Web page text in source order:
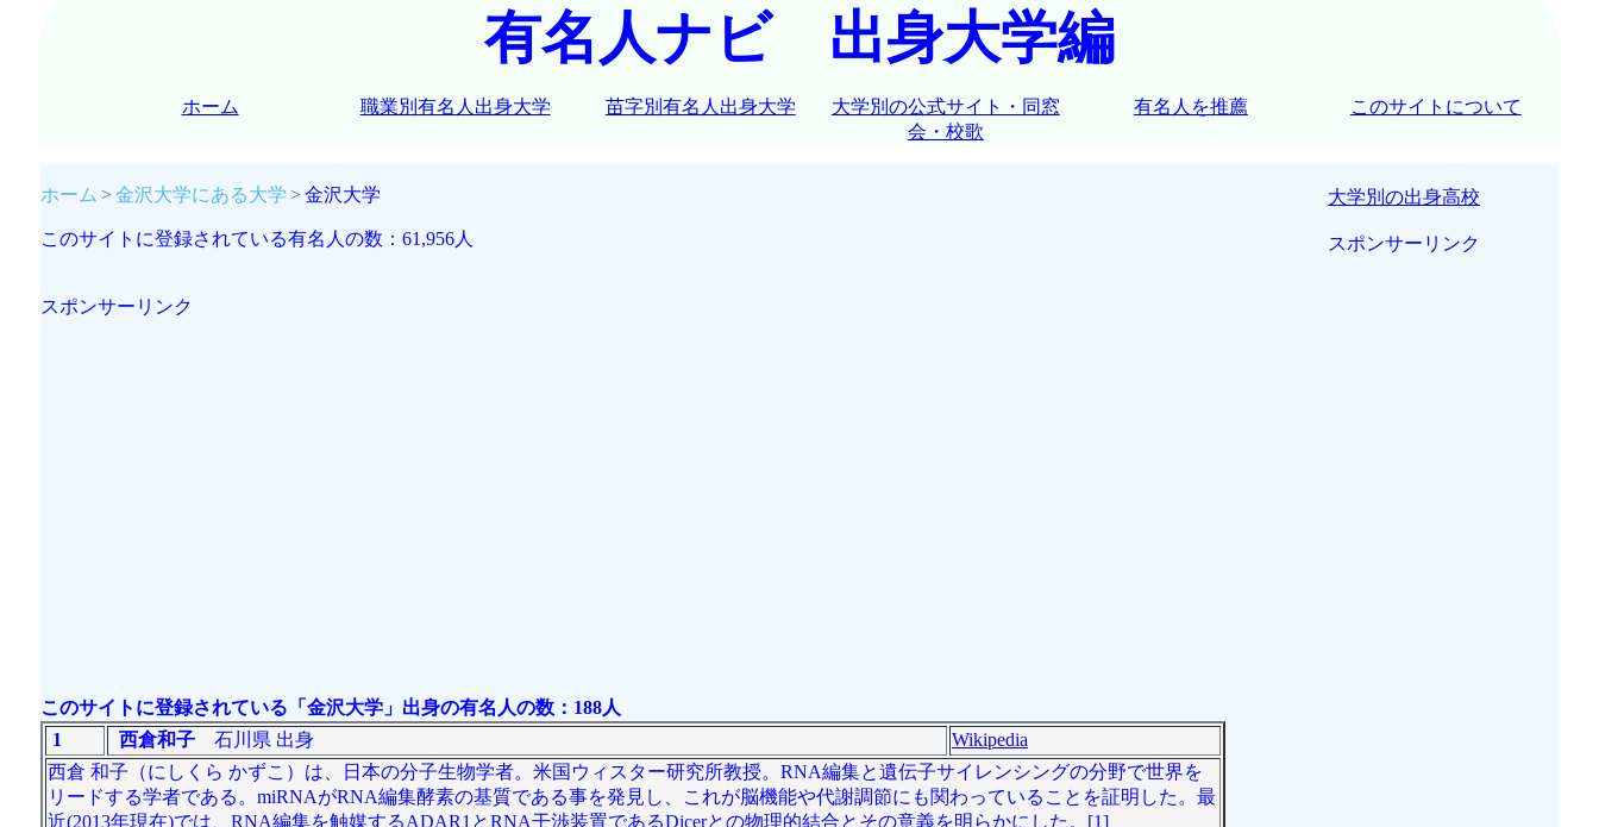
有名人ナビ 出身大学編
ホーム 職業別有名人出身大学 苗字別有名人出身大学
大学別の公式サイト・同窓
会・校歌
有名人を推薦 このサイトについて
ホーム 金沢大学にある大学 金沢大学
このサイトに登録されている有名人の数：61,956人
スポンサーリンク
このサイトに登録されている「金沢大学」出身の有名人の数：188人
1
西倉和子石川県 出身
Wikipedia
西倉 和子（にしくら かずこ）は、日本の分子生物学者。米国ウィスター研究所教授。RNA編集と遺伝子サイレンシングの分野で世界を
リードする学者である。miRNAがRNA編集酵素の基質である事を発見し、これが脳機能や代謝調節にも関わっていることを証明した。最
近(2013年現在)では、RNA編集を触媒するADAR1とRNA干渉装置であるDicerとの物理的結合とその意義を明らかにした。[1]
大学別の出身高校
スポンサーリンク